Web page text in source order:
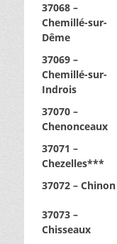
37068 –
Chemillé-sur-
Dême
37069 –
Chemillé-sur-
Indrois
37070 –
Chenonceaux
37071 –
Chezelles***
37072 – Chinon
37073 –
Chisseaux